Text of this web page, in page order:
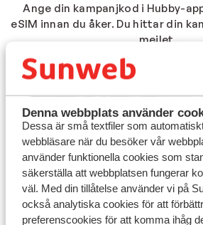
Denna webbplats använder
Dessa är små textfiler som
webbläsare när du besöker vår
använder funktionella cookies som
säkerställa att webbplatsen fungerar
väl. Med din tillåtelse använder vi på
också analytiska cookies för att
preferenscookies för att komma ihåg
Ange din kampanjkod i Hubby-
eSIM innan du åker. Du hittar din
mejlet.